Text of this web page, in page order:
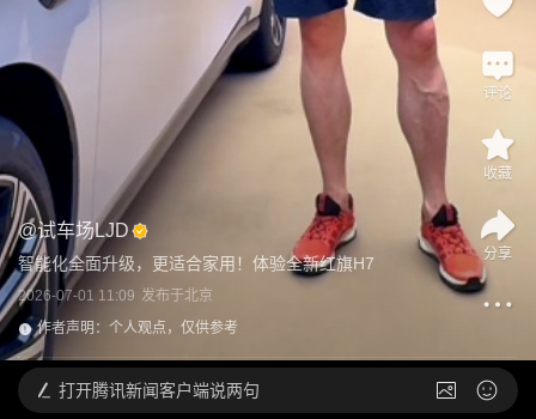
@试车场LJD
智能化全面升级，更适合家用！体验全新红旗H7
2026-07-01 11:09 发布于北京
作者声明：个人观点，仅供参考
评论
收藏
分享
打开腾讯新闻客户端说两句